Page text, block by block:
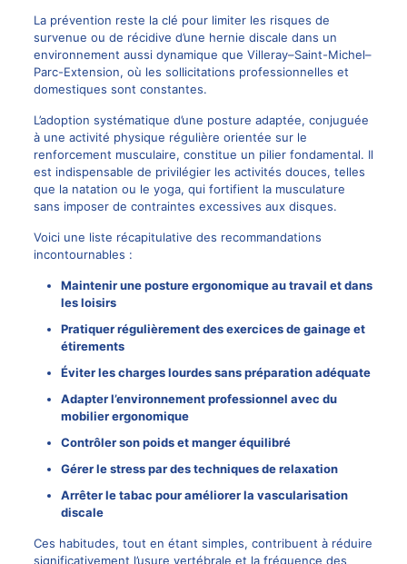
La prévention reste la clé pour limiter les risques de
survenue ou de récidive d’une hernie discale dans un
environnement aussi dynamique que Villeray–Saint-Michel–
Parc-Extension, où les sollicitations professionnelles et
domestiques sont constantes.
L’adoption systématique d’une posture adaptée, conjuguée
à une activité physique régulière orientée sur le
renforcement musculaire, constitue un pilier fondamental. Il
est indispensable de privilégier les activités douces, telles
que la natation ou le yoga, qui fortifient la musculature
sans imposer de contraintes excessives aux disques.
Voici une liste récapitulative des recommandations
incontournables :
Maintenir une posture ergonomique au travail et dans
les loisirs
Pratiquer régulièrement des exercices de gainage et
étirements
Éviter les charges lourdes sans préparation adéquate
Adapter l’environnement professionnel avec du
mobilier ergonomique
Contrôler son poids et manger équilibré
Gérer le stress par des techniques de relaxation
Arrêter le tabac pour améliorer la vascularisation
discale
Ces habitudes, tout en étant simples, contribuent à réduire
significativement l’usure vertébrale et la fréquence des